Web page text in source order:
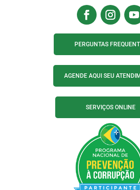
PERGUNTAS
AGENDE AQUI SEU
SERVIÇOS ONLINE